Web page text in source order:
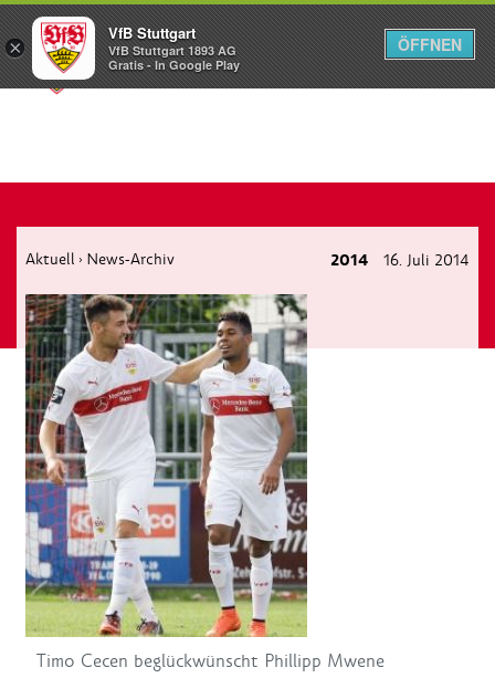
Menü
Aktuell › News-Archiv 2014 16. Juli 2014
Timo Cecen beglückwünscht Phillipp Mwene
×
VfB Stuttgart
VfB Stuttgart 1893 AG
Gratis - In Google Play
ÖFFNEN